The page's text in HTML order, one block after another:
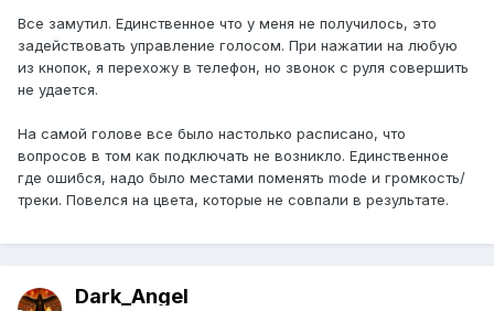
Все замутил. Единственное что у меня не получилось, это
задействовать управление голосом. При нажатии на любую
из кнопок, я перехожу в телефон, но звонок с руля совершить
не удается.
На самой голове все было настолько расписано, что
вопросов в том как подключать не возникло. Единственное
где ошибся, надо было местами поменять mode и громкость/
треки. Повелся на цвета, которые не совпали в результате.
Dark_Angel